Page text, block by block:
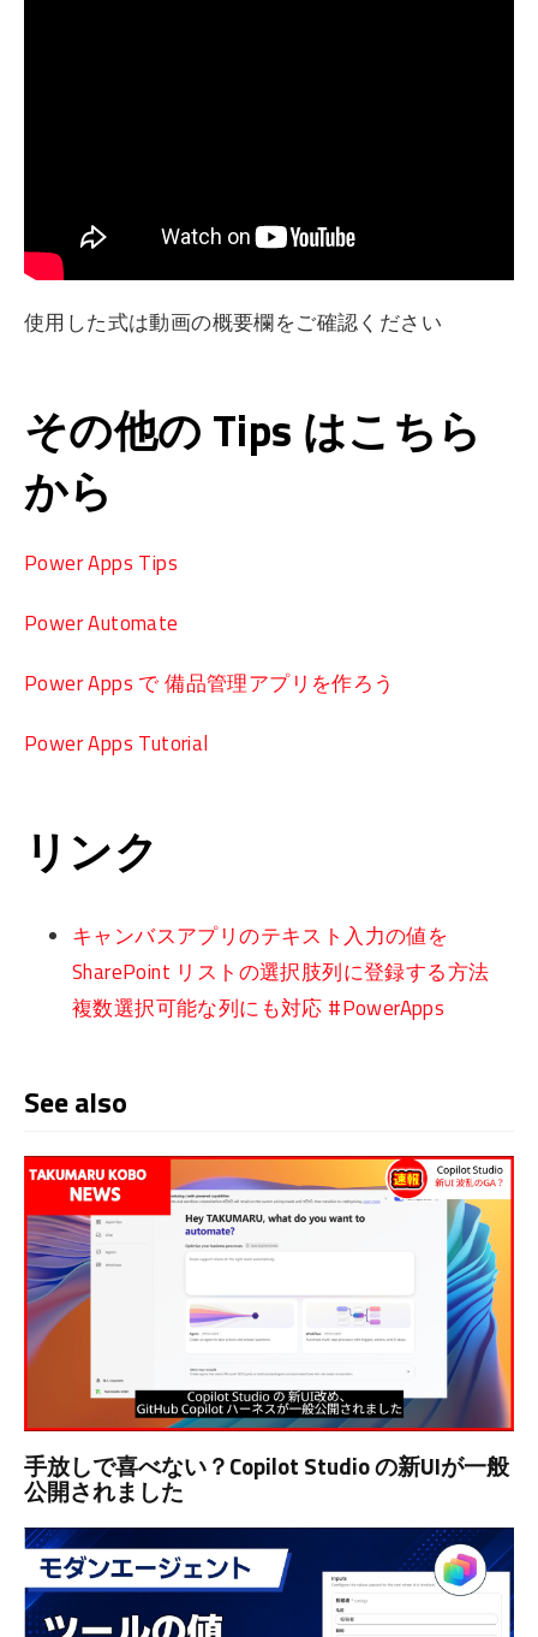
使用した式は動画の概要欄をご確認ください
その他の Tips はこちら
から
Power Apps Tips
Power Automate
Power Apps で 備品管理アプリを作ろう
Power Apps Tutorial
リンク
キャンバスアプリのテキスト入力の値を
SharePoint リストの選択肢列に登録する方法
複数選択可能な列にも対応 #PowerApps
See also
手放しで喜べない？Copilot Studio の新UIが一般
公開されました